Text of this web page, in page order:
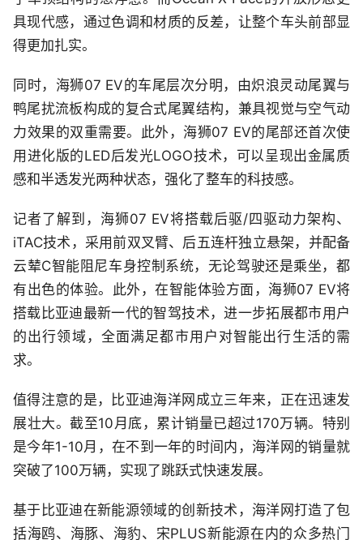
具现代感，通过色调和材质的反差，让整个车头前部显
得更加扎实。
同时，海狮07 EV的车尾层次分明，由炽浪灵动尾翼与
鸭尾扰流板构成的复合式尾翼结构，兼具视觉与空气动
力效果的双重需要。此外，海狮07 EV的尾部还首次使
用进化版的LED后发光LOGO技术，可以呈现出金属质
感和半透发光两种状态，强化了整车的科技感。
记者了解到，海狮07 EV将搭载后驱/四驱动力架构、
iTAC技术，采用前双叉臂、后五连杆独立悬架，并配备
云辇C智能阻尼车身控制系统，无论驾驶还是乘坐，都
有出色的体验。此外，在智能体验方面，海狮07 EV将
搭载比亚迪最新一代的智驾技术，进一步拓展都市用户
的出行领域，全面满足都市用户对智能出行生活的需
求。
值得注意的是，比亚迪海洋网成立三年来，正在迅速发
展壮大。截至10月底，累计销量已超过170万辆。特别
是今年1-10月，在不到一年的时间内，海洋网的销量就
突破了100万辆，实现了跳跃式快速发展。
基于比亚迪在新能源领域的创新技术，海洋网打造了包
括海鸥、海豚、海豹、宋PLUS新能源在内的众多热门